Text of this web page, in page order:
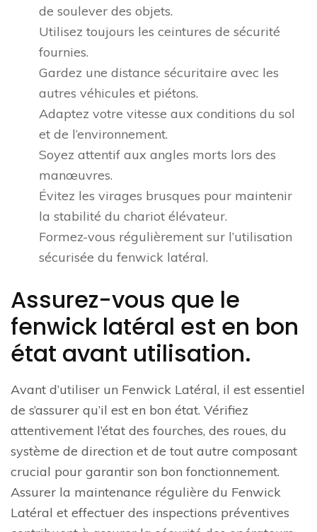
de soulever des objets.
Utilisez toujours les ceintures de sécurité
fournies.
Gardez une distance sécuritaire avec les
autres véhicules et piétons.
Adaptez votre vitesse aux conditions du sol
et de l’environnement.
Soyez attentif aux angles morts lors des
manœuvres.
Évitez les virages brusques pour maintenir
la stabilité du chariot élévateur.
Formez-vous régulièrement sur l’utilisation
sécurisée du fenwick latéral.
Assurez-vous que le
fenwick latéral est en bon
état avant utilisation.
Avant d’utiliser un Fenwick Latéral, il est essentiel
de s’assurer qu’il est en bon état. Vérifiez
attentivement l’état des fourches, des roues, du
système de direction et de tout autre composant
crucial pour garantir son bon fonctionnement.
Assurer la maintenance régulière du Fenwick
Latéral et effectuer des inspections préventives